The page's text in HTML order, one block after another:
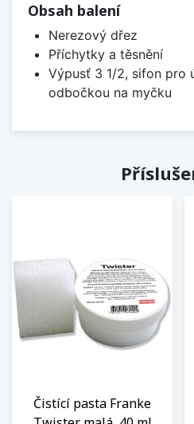
Obsah balení
Nerezový dřez
Příchytky a těsnění
Výpusť 3 1/2, sifon pro
odbočkou na myčku
Čistící pasta Franke